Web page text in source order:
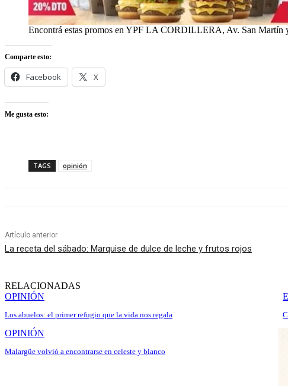
Encontrá estas promos en YPF LA CORDILLERA, Av. San Martín
Comparte esto:
Facebook X
Me gusta esto:
TAGS opinión
Artículo anterior
La receta del sábado: Marquise de dulce de leche y frutos rojos
RELACIONADAS
OPINIÓN
Los abuelos: el primer refugio que la vida nos regala
OPINIÓN
Malargüe volvió a encontrarse en celeste y blanco